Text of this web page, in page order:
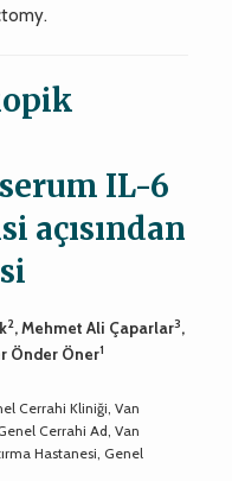
IL-6
açısından
2, Mehmet Ali Çaparlar3,
Önder Öner1
Cerrahi Kliniği, Van
Cerrahi Ad, Van
Hastanesi, Genel